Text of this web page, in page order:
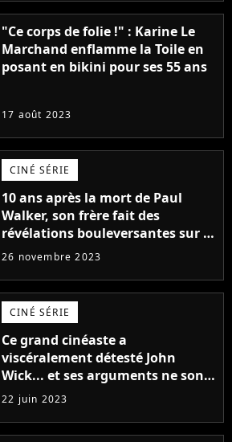
"Ce corps de folie !" : Karine Le
Marchand enflamme la Toile en
posant en bikini pour ses 55 ans
17 août 2023
CINÉ SÉRIE
10 ans après la mort de Paul
Walker, son frère fait des
révélations bouleversantes sur la
réaction des acteurs de Fast and
26 novembre 2023
CINÉ SÉRIE
Ce grand cinéaste a
viscéralement détesté John
Wick... et ses arguments ne sont
pas si bêtes
22 juin 2023